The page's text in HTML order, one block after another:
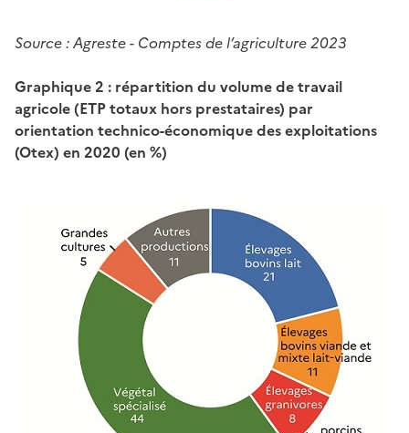
Source : Agreste - Comptes de l’agriculture 2023
Graphique 2 : répartition du volume de travail
agricole (ETP totaux hors prestataires) par
orientation technico-économique des exploitations
(Otex) en 2020 (en %)